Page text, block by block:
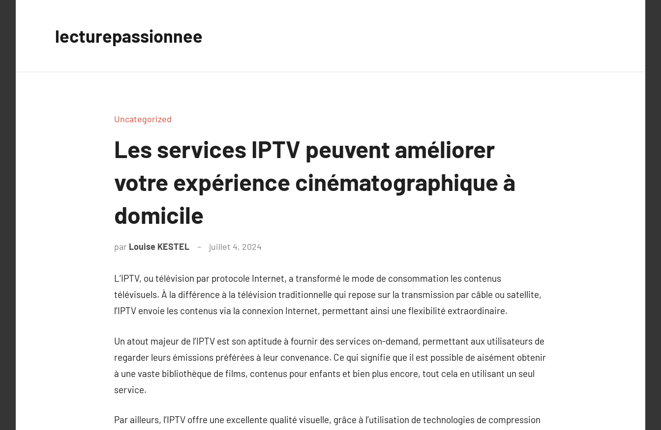
lecturepassionnee
Uncategorized
Les services IPTV peuvent améliorer
votre expérience cinématographique à
domicile
par Louise KESTEL juillet 4, 2024
L’IPTV, ou télévision par protocole Internet, a transformé le mode de consommation les contenus
télévisuels. À la différence à la télévision traditionnelle qui repose sur la transmission par câble ou satellite,
l’IPTV envoie les contenus via la connexion Internet, permettant ainsi une flexibilité extraordinaire.
Un atout majeur de l’IPTV est son aptitude à fournir des services on-demand, permettant aux utilisateurs de
regarder leurs émissions préférées à leur convenance. Ce qui signifie que il est possible de aisément obtenir
à une vaste bibliothèque de films, contenus pour enfants et bien plus encore, tout cela en utilisant un seul
service.
Par ailleurs, l’IPTV offre une excellente qualité visuelle, grâce à l’utilisation de technologies de compression